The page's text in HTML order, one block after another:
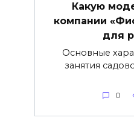
Какую
компании
для
Основные
занятия
0